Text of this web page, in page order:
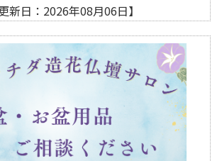
更新日：2026年08月06日】